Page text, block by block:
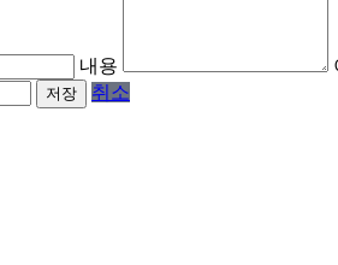
내용
저장 취소